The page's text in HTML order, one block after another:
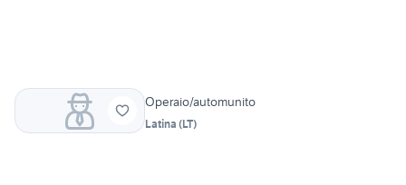
Operaio/automunito
Latina (LT)